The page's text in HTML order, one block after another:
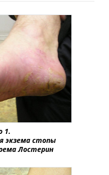
1.
экзема стопы
Лостерин